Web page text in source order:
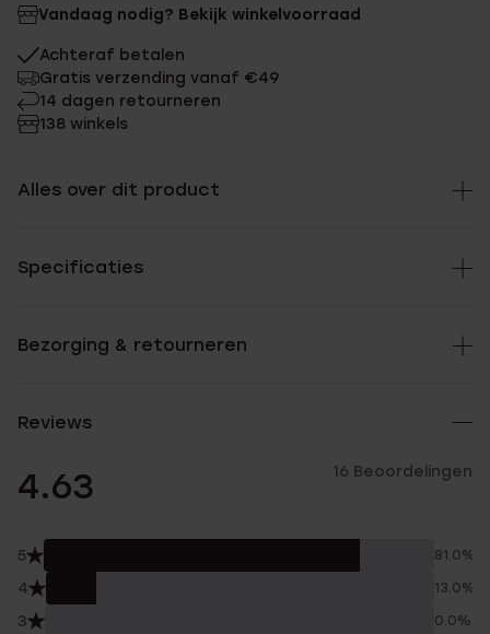
Vandaag nodig? Bekijk winkelvoorraad
Achteraf betalen
Gratis verzending vanaf €49
14 dagen retourneren
138 winkels
Alles over dit product
Specificaties
Bezorging & retourneren
Reviews
4.63 16 Beoordelingen
5 81.0%
4 13.0%
3 0.0%